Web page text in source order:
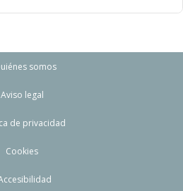
somos
Aviso legal
de privacidad
Cookies